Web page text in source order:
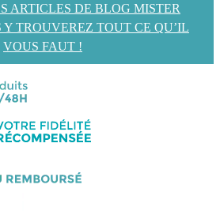
ARTICLES DE BLOG MISTER
TROUVEREZ TOUT CE QU’IL
VOUS FAUT !